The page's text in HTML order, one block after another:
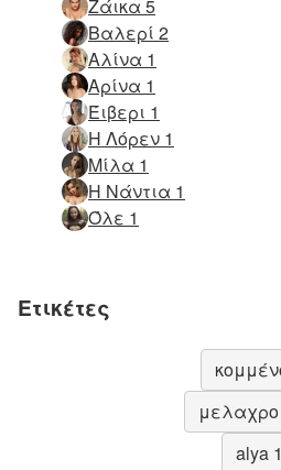
Ζάικα 5
Βαλερί 2
Αλίνα 1
Αρίνα 1
Έιβερι 1
Η Λόρεν 1
Μίλα 1
Η Νάντια 1
Όλε 1
Ετικέτες
alya